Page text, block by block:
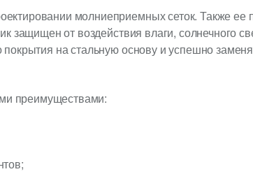
молниеприемных сеток. Также ее
защищен от воздействия влаги, солнечного
на стальную основу и успешно
преимуществами: